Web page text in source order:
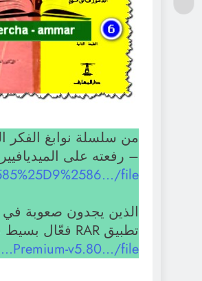
– رفعته على الميديافيير
file
تطبيق RAR فعّال بسيط سهل وموثوق … التحميل ……
Premium-v5.80…/file…